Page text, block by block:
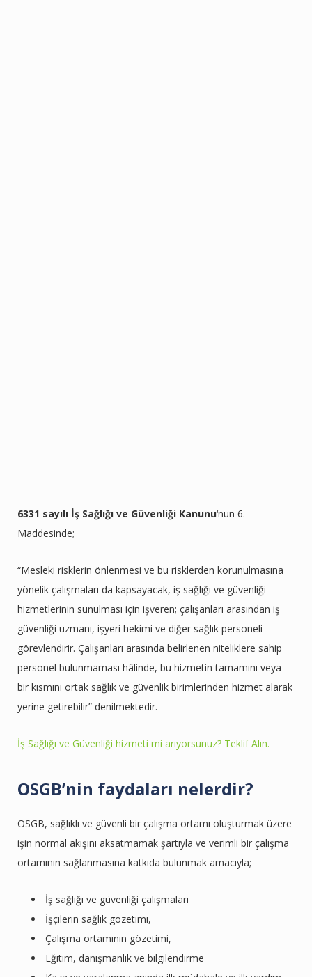
6331 sayılı İş Sağlığı ve Güvenliği Kanunu‘nun 6.
Maddesinde;
“Mesleki risklerin önlenmesi ve bu risklerden korunulmasına
yönelik çalışmaları da kapsayacak, iş sağlığı ve güvenliği
hizmetlerinin sunulması için işveren; çalışanları arasından iş
güvenliği uzmanı, işyeri hekimi ve diğer sağlık personeli
görevlendirir. Çalışanları arasında belirlenen niteliklere sahip
personel bulunmaması hâlinde, bu hizmetin tamamını veya
bir kısmını ortak sağlık ve güvenlik birimlerinden hizmet alarak
yerine getirebilir” denilmektedir.
İş Sağlığı ve Güvenliği hizmeti mi arıyorsunuz? Teklif Alın.
OSGB’nin faydaları nelerdir?
OSGB, sağlıklı ve güvenli bir çalışma ortamı oluşturmak üzere
işin normal akışını aksatmamak şartıyla ve verimli bir çalışma
ortamının sağlanmasına katkıda bulunmak amacıyla;
İş sağlığı ve güvenliği çalışmaları
İşçilerin sağlık gözetimi,
Çalışma ortamının gözetimi,
Eğitim, danışmanlık ve bilgilendirme